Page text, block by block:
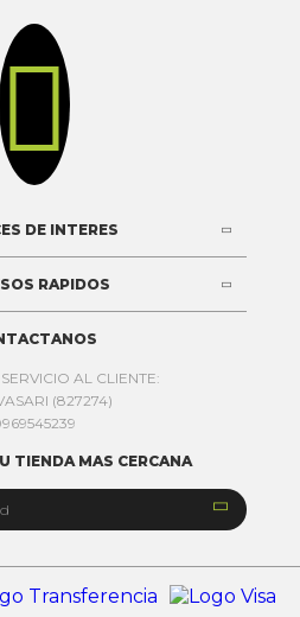

DE INTERES
RAPIDOS
SERVICIO AL CLIENTE:
(827274)
TIENDA MAS CERCANA
